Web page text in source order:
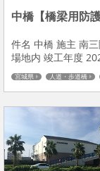
中橋【橋梁用防護
件名 中橋 施主 南
場地内 竣工年度
宮城県 人道・歩道橋